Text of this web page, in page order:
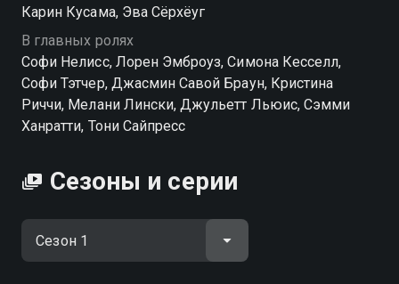
Карин Кусама, Эва Сёрхёуг
В главных ролях
Софи Нелисс, Лорен Эмброуз, Симона Кесселл,
Софи Тэтчер, Джасмин Савой Браун, Кристина
Риччи, Мелани Лински, Джульетт Льюис, Сэмми
Ханратти, Тони Сайпресс
Сезоны и серии